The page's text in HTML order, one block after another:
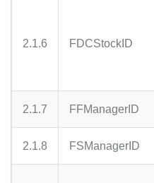
2.1.6 FDCStockID
2.1.7 FFManagerID
2.1.8 FSManagerID